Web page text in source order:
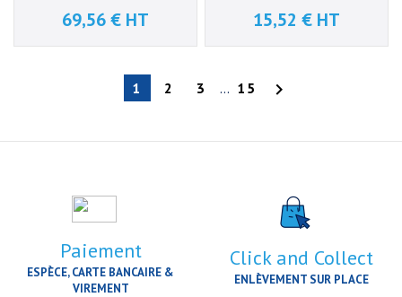
Prix
69,56 € HT Prix
15,52 € HT
1 2 3 … 15 
Paiement
ESPÈCE, CARTE BANCAIRE &
VIREMENT
Click and Collect
ENLÈVEMENT SUR PLACE